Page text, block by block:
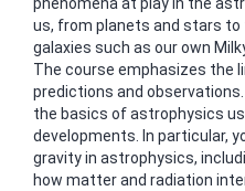
us, from planets and stars
galaxies such as our own
The course emphasizes the
predictions and
the basics of astrophysics
developments. In particular,
gravity in astrophysics,
how matter and radiation